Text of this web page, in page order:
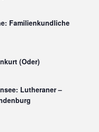
Familienkundliche
(Oder)
Lutheraner –